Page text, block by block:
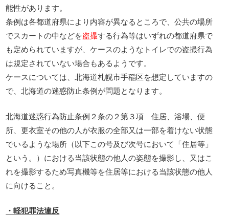
能性があります。
条例は各都道府県により内容が異なるところで、公共の場所
でスカートの中などを盗撮する行為等はいずれの都道府県で
も定められていますが、ケースのようなトイレでの盗撮行為
は規定されていない場合もあるようです。
ケースについては、北海道札幌市手稲区を想定していますの
で、北海道の迷惑防止条例が問題となります。
北海道迷惑行為防止条例２条の２第３項 住居、浴場、便
所、更衣室その他の人が衣服の全部又は一部を着けない状態
でいるような場所（以下この号及び次号において「住居等」
という。）における当該状態の他人の姿態を撮影し、又はこ
れを撮影するため写真機等を住居等における当該状態の他人
に向けること。
・軽犯罪法違反